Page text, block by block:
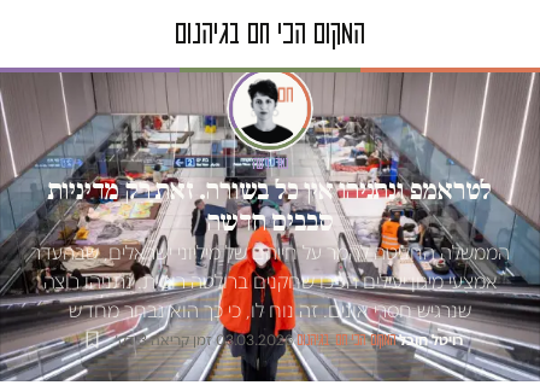
טור דעה
לטראמפ ונתניהו אין כל בשורה. זאת רק מדיניות
סבבים חדשה
הממשלה החליטה להמר על חייהם של מיליוני ישראלים, שבהעדר
אמצעי מיגון יעילים הפכו שחקנים ברולטה רוסית. נתניהו רוצה
שנרגיש חסרי אונים. זה נוח לו, כי כך הוא נבחר מחדש
רויטל חובל·המקום הכי חם בגיהנום·
03.03.2026
·זמן קריאה 3 דק׳